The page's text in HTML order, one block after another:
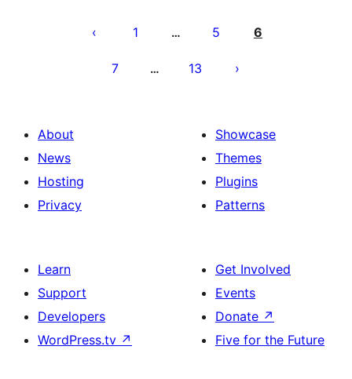
pagination
1 … 5 6
7 … 13
About
News
Hosting
Privacy
Showcase
Themes
Plugins
Patterns
Learn
Support
Developers
WordPress.tv ↗
Get Involved
Events
Donate ↗
Five for the Future